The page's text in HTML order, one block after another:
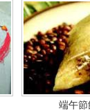
端午